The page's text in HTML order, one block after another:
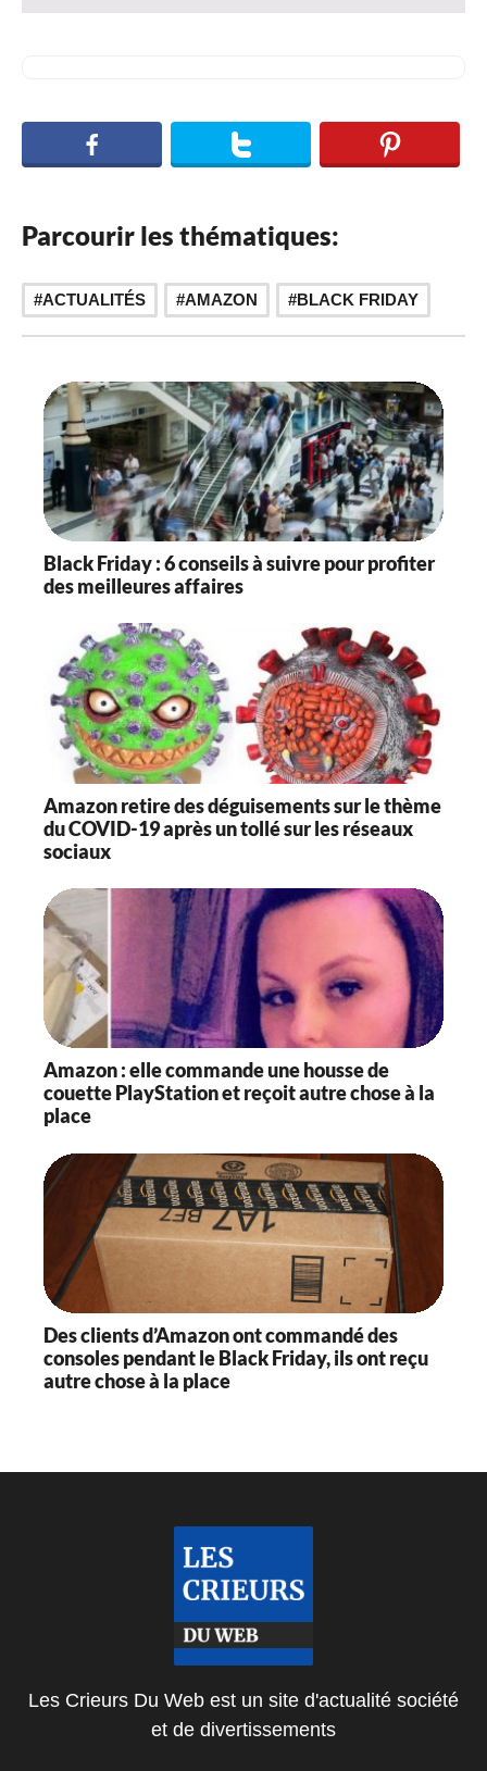
Parcourir les thématiques:
ACTUALITÉS AMAZON BLACK FRIDAY
Black Friday : 6 conseils à suivre pour profiter
des meilleures affaires
Amazon retire des déguisements sur le thème
du COVID-19 après un tollé sur les réseaux
sociaux
Amazon : elle commande une housse de
couette PlayStation et reçoit autre chose à la
place
Des clients d’Amazon ont commandé des
consoles pendant le Black Friday, ils ont reçu
autre chose à la place
Les Crieurs Du Web est un site d'actualité société
et de divertissements